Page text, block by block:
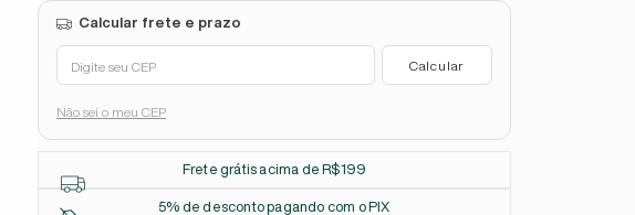
Não sei o meu CEP
Frete grátis acima de R$199
5% de desconto pagando com o PIX